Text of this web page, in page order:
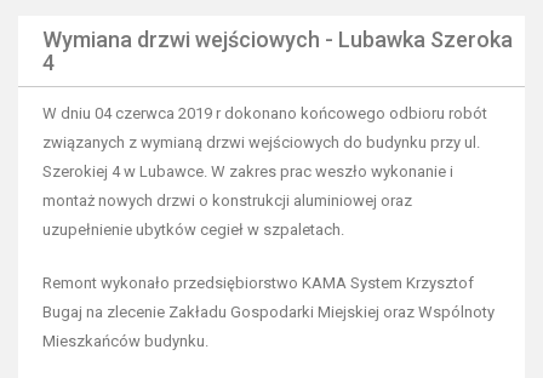
Wymiana drzwi wejściowych - Lubawka Szeroka
4
W dniu 04 czerwca 2019 r dokonano końcowego odbioru robót
związanych z wymianą drzwi wejściowych do budynku przy ul.
Szerokiej 4 w Lubawce. W zakres prac weszło wykonanie i
montaż nowych drzwi o konstrukcji aluminiowej oraz
uzupełnienie ubytków cegieł w szpaletach.
Remont wykonało przedsiębiorstwo KAMA System Krzysztof
Bugaj na zlecenie Zakładu Gospodarki Miejskiej oraz Wspólnoty
Mieszkańców budynku.